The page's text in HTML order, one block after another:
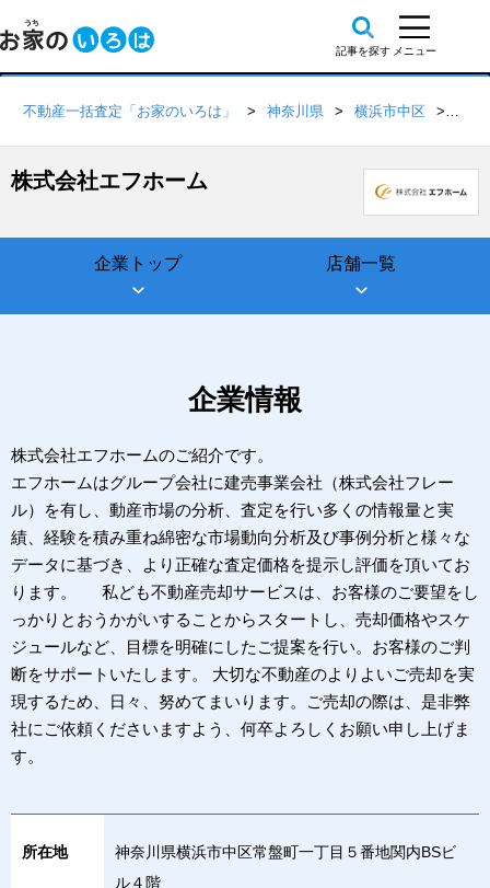
不動産一括査定「お家のいろは」 神奈川県 横浜市中区
株式会社エフホーム
企業トップ 店舗一覧
企業情報
株式会社エフホームのご紹介です。
エフホームはグループ会社に建売事業会社（株式会社フレー
ル）を有し、動産市場の分析、査定を行い多くの情報量と実
績、経験を積み重ね綿密な市場動向分析及び事例分析と様々な
データに基づき、より正確な査定価格を提示し評価を頂いてお
ります。 私ども不動産売却サービスは、お客様のご要望をし
っかりとおうかがいすることからスタートし、売却価格やスケ
ジュールなど、目標を明確にしたご提案を行い。お客様のご判
断をサポートいたします。 大切な不動産のよりよいご売却を実
現するため、日々、努めてまいります。ご売却の際は、是非弊
社にご依頼くださいますよう、何卒よろしくお願い申し上げま
す。
所在地
神奈川県横浜市中区常盤町一丁目５番地関内BSビ
ル４階